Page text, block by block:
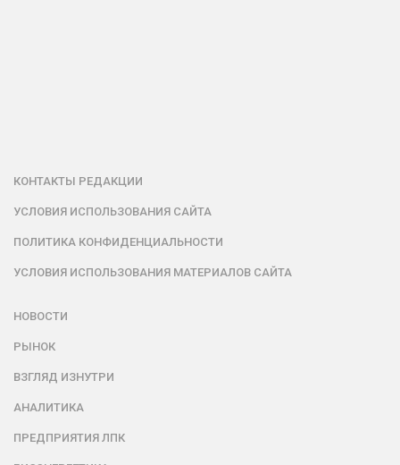
КОНТАКТЫ РЕДАКЦИИ
УСЛОВИЯ ИСПОЛЬЗОВАНИЯ САЙТА
ПОЛИТИКА КОНФИДЕНЦИАЛЬНОСТИ
УСЛОВИЯ ИСПОЛЬЗОВАНИЯ МАТЕРИАЛОВ САЙТА
НОВОСТИ
РЫНОК
ВЗГЛЯД ИЗНУТРИ
АНАЛИТИКА
ПРЕДПРИЯТИЯ ЛПК